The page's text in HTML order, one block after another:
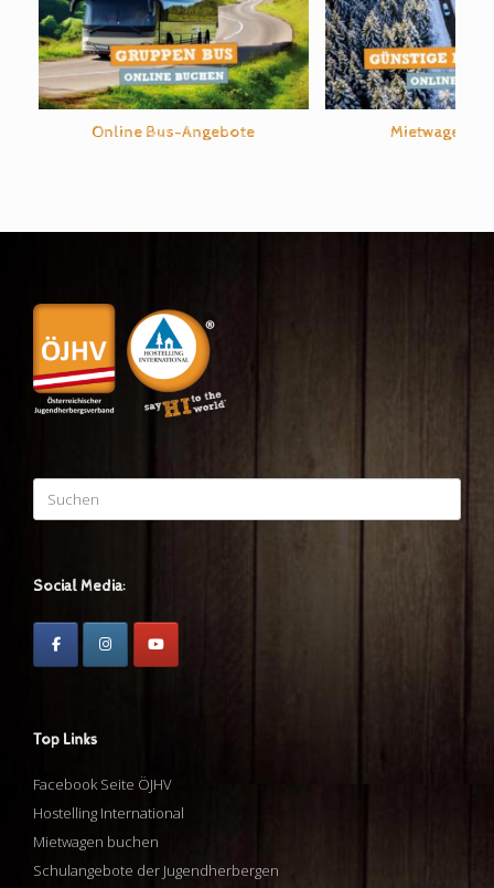
Online Bus-Angebote Mietwagen
Suchen
nach:
Social Media:
Top Links
Facebook Seite ÖJHV
Hostelling International
Mietwagen buchen
Schulangebote der Jugendherbergen